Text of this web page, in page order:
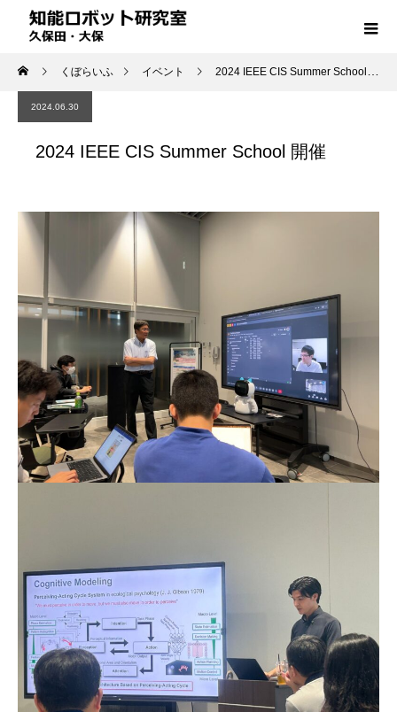
くぼらいふ イベント 2024 IEEE CIS Summer School 開催
2024.06.30
2024 IEEE CIS Summer School 開催